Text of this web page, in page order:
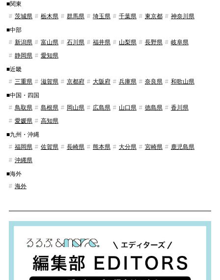
■関東
茨城県
栃木県 群馬県 埼玉県 千葉県 東京都
神奈川県
■中部
新潟県
富山県 石川県 福井県 山梨県 長野県
岐阜県
静岡県
愛知県
■近畿
三重県
滋賀県 京都府 大阪府 兵庫県 奈良県
和歌山県
■中国・四国
鳥取県
島根県 岡山県 広島県 山口県 徳島県
香川県
愛媛県
高知県
■九州・沖縄
福岡県
佐賀県 長崎県 熊本県 大分県 宮崎県
鹿児島県
沖縄県
■海外
海外